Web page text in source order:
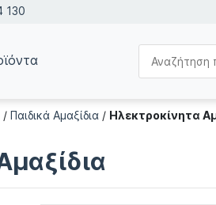
130
/ Παιδικά Αμαξίδια/ Ηλεκτροκίνητα